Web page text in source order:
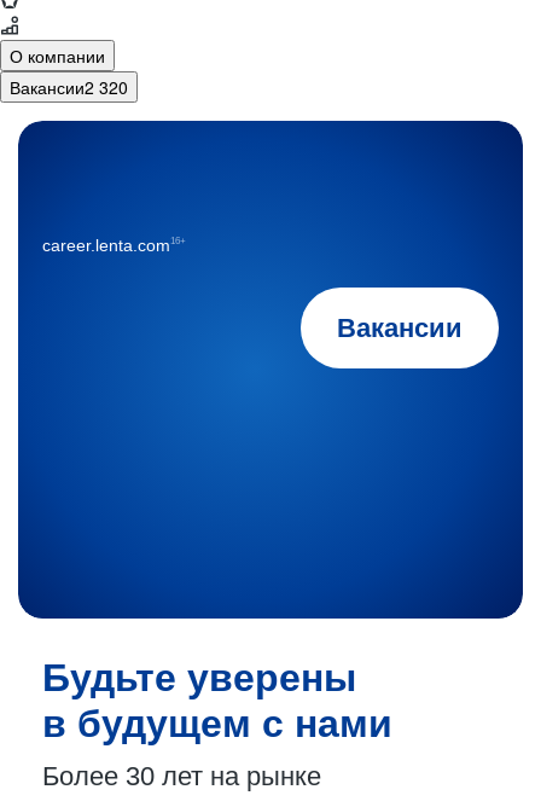
О компании
Вакансии2 320
Вакансии
career.lenta.com16+
Будьте уверены
в будущем с нами
Более 30 лет на рынке